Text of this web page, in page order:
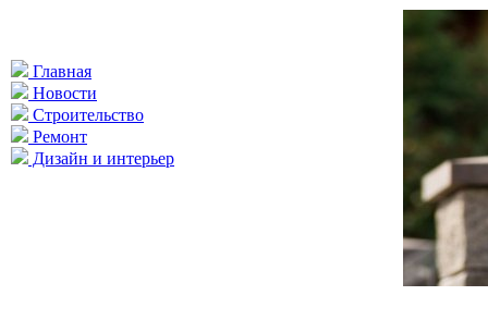
Главная
Новости
Строительство
Ремонт
Дизайн и интерьер